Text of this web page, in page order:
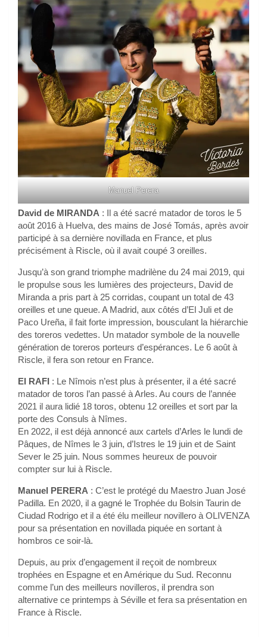
Manuel Perera
David de MIRANDA : Il a été sacré matador de toros le 5
août 2016 à Huelva, des mains de José Tomás, après avoir
participé à sa dernière novillada en France, et plus
précisément à Riscle, où il avait coupé 3 oreilles.
Jusqu’à son grand triomphe madrilène du 24 mai 2019, qui
le propulse sous les lumières des projecteurs, David de
Miranda a pris part à 25 corridas, coupant un total de 43
oreilles et une queue. A Madrid, aux côtés d’El Juli et de
Paco Ureña, il fait forte impression, bousculant la hiérarchie
des toreros vedettes. Un matador symbole de la nouvelle
génération de toreros porteurs d’espérances. Le 6 août à
Riscle, il fera son retour en France.
El RAFI : Le Nîmois n’est plus à présenter, il a été sacré
matador de toros l’an passé à Arles. Au cours de l’année
2021 il aura lidié 18 toros, obtenu 12 oreilles et sort par la
porte des Consuls à Nîmes.
En 2022, il est déjà annoncé aux cartels d’Arles le lundi de
Pâques, de Nîmes le 3 juin, d’Istres le 19 juin et de Saint
Sever le 25 juin. Nous sommes heureux de pouvoir
compter sur lui à Riscle.
Manuel PERERA : C’est le protégé du Maestro Juan José
Padilla. En 2020, il a gagné le Trophée du Bolsin Taurin de
Ciudad Rodrigo et il a été élu meilleur novillero à OLIVENZA
pour sa présentation en novillada piquée en sortant à
hombros ce soir-là.
Depuis, au prix d’engagement il reçoit de nombreux
trophées en Espagne et en Amérique du Sud. Reconnu
comme l’un des meilleurs novilleros, il prendra son
alternative ce printemps à Séville et fera sa présentation en
France à Riscle.